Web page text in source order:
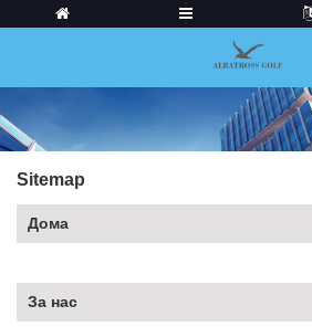
Sitemap
Дома
За нас